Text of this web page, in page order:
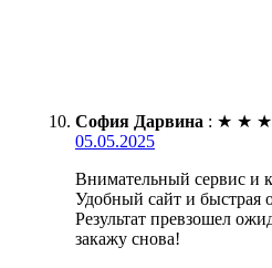
София Дарвина : ★ ★ ★
05.05.2025
Внимательный сервис и
Удобный сайт и быстрая
Результат превзошел
закажу снова!